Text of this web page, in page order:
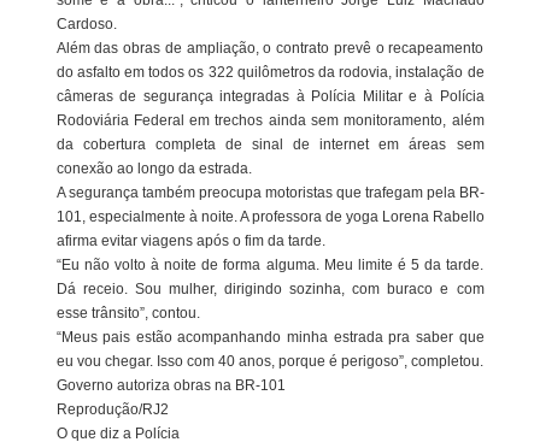
Cardoso.
Além das obras de ampliação, o contrato prevê o recapeamento
do asfalto em todos os 322 quilômetros da rodovia, instalação de
câmeras de segurança integradas à Polícia Militar e à Polícia
Rodoviária Federal em trechos ainda sem monitoramento, além
da cobertura completa de sinal de internet em áreas sem
conexão ao longo da estrada.
A segurança também preocupa motoristas que trafegam pela BR-
101, especialmente à noite. A professora de yoga Lorena Rabello
afirma evitar viagens após o fim da tarde.
“Eu não volto à noite de forma alguma. Meu limite é 5 da tarde.
Dá receio. Sou mulher, dirigindo sozinha, com buraco e com
esse trânsito”, contou.
“Meus pais estão acompanhando minha estrada pra saber que
eu vou chegar. Isso com 40 anos, porque é perigoso”, completou.
Governo autoriza obras na BR-101
Reprodução/RJ2
O que diz a Polícia